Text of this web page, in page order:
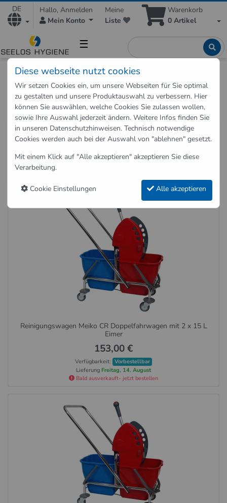
DE
Hallo, Anmelden
Mein Konto
Meine
Liste
Warenkorb
0 Artikel
☰
Shop Zubehör Reinigungszubehör Reinigungswagen
Reinigungswagen
Reinigungswagen kaufen
4 Artikel auf 1 Seite
Sortierung
Artikel pro Seite
Reinigungswagen
Reinigungswagen Meiko CR Doppelfahrwagen mit 2 x 15 L
Eimer
153,00 €
Verfügbarkeit: Vorbestellbar
Lieferung Freitag, 14. August
Bald ausverkauft- jetzt bestellen
Diese webseite nutzt cookies
Wir setzen Cookies ein, um unsere Webseiten für Sie optimal
zu gestalten und unsere Produktauswahl zu verbessern. Hier
können Sie auswählen, welche Cookies Sie zulassen wollen,
sowie Ihre Auswahl jederzeit ändern. Weitere Infos finden Sie
in unseren Datenschutzhinweisen. Technisch notwendige
Cookies werden auch bei der Auswahl von "ablehnen" gesetzt.
Mit einem Klick auf "Alle akzeptieren" akzeptieren Sie diese
Verarbeitung.
Cookie Einstellungen Alle akzeptieren